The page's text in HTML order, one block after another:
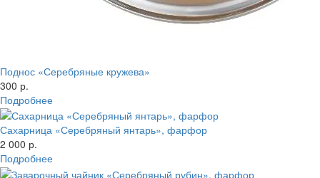
Поднос «Серебряные кружева»
300 р.
Подробнее
Сахарница «Серебряный янтарь», фарфор
2 000 р.
Подробнее